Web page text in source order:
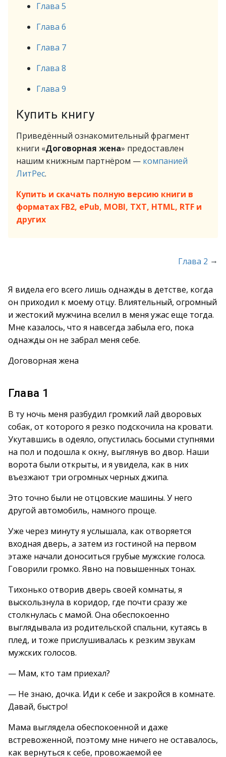
Глава 5
Глава 6
Глава 7
Глава 8
Глава 9
Купить книгу
Приведённый ознакомительный фрагмент
книги «Договорная жена» предоставлен
нашим книжным партнёром — компанией
ЛитРес.
Купить и скачать полную версию книги в
форматах FB2, ePub, MOBI, TXT, HTML, RTF и
других
Глава 2 →
Я видела его всего лишь однажды в детстве, когда
он приходил к моему отцу. Влиятельный, огромный
и жестокий мужчина вселил в меня ужас еще тогда.
Мне казалось, что я навсегда забыла его, пока
однажды он не забрал меня себе.
Договорная жена
Глава 1
В ту ночь меня разбудил громкий лай дворовых
собак, от которого я резко подскочила на кровати.
Укутавшись в одеяло, опустилась босыми ступнями
на пол и подошла к окну, выглянув во двор. Наши
ворота были открыты, и я увидела, как в них
въезжают три огромных черных джипа.
Это точно были не отцовские машины. У него
другой автомобиль, намного проще.
Уже через минуту я услышала, как отворяется
входная дверь, а затем из гостиной на первом
этаже начали доноситься грубые мужские голоса.
Говорили громко. Явно на повышенных тонах.
Тихонько отворив дверь своей комнаты, я
выскользнула в коридор, где почти сразу же
столкнулась с мамой. Она обеспокоенно
выглядывала из родительской спальни, кутаясь в
плед, и тоже прислушивалась к резким звукам
мужских голосов.
— Мам, кто там приехал?
— Не знаю, дочка. Иди к себе и закройся в комнате.
Давай, быстро!
Мама выглядела обеспокоенной и даже
встревоженной, поэтому мне ничего не оставалось,
как вернуться к себе, провожаемой ее